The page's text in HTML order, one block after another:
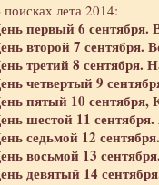
лета 2014:
первый 6
второй 7 сентября.
третий 8
четвертый 9
пятый 10
шестой 11
седьмой 12
восьмой 13
девятый 14